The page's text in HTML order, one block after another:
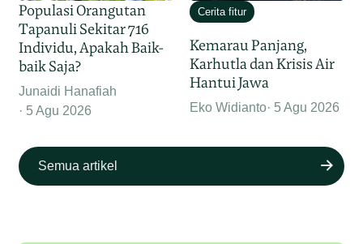
Populasi Orangutan
Tapanuli Sekitar 716
Individu, Apakah Baik-
baik Saja?
Junaidi Hanafiah
5 Agu 2026
Cerita fitur
Kemarau Panjang,
Karhutla dan Krisis Air
Hantui Jawa
Eko Widianto 5 Agu 2026
Semua artikel